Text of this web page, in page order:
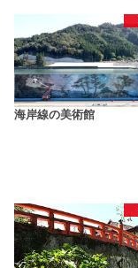
海岸線の美術館